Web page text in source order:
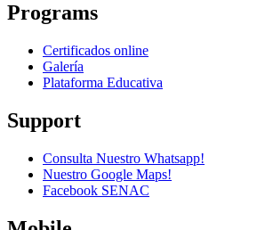
Programs
Certificados online
Galería
Plataforma Educativa
Support
Consulta Nuestro Whatsapp!
Nuestro Google Maps!
Facebook SENAC